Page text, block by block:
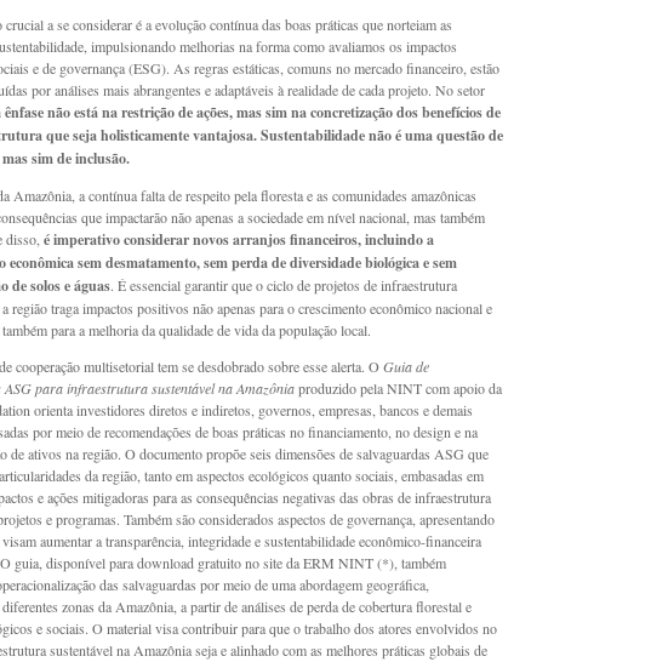
a se considerar é a evolução contínua das boas práticas que norteiam as
impulsionando melhorias na forma como avaliamos os impactos
e de governança (ESG). As regras estáticas, comuns no mercado financeiro, estão
por análises mais abrangentes e adaptáveis à realidade de cada projeto. No setor
ênfase não está na restrição de ações, mas sim na concretização dos benefícios de
que seja holisticamente vantajosa. Sustentabilidade não é uma questão de
sim de inclusão.
Amazônia, a contínua falta de respeito pela floresta e as comunidades amazônicas
que impactarão não apenas a sociedade em nível nacional, mas também
disso,é imperativo considerar novos arranjos financeiros, incluindo a
econômica sem desmatamento, sem perda de diversidade biológica e sem
de solos e águas. É essencial garantir que o ciclo de projetos de infraestrutura
região traga impactos positivos não apenas para o crescimento econômico nacional e
para a melhoria da qualidade de vida da população local.
cooperação multisetorial tem se desdobrado sobre esse alerta. OGuia de
para infraestrutura sustentável na Amazôniaproduzido pela NINT com apoio da
orienta investidores diretos e indiretos, governos, empresas, bancos e demais
por meio de recomendações de boas práticas no financiamento, no design e na
de ativos na região. O documento propõe seis dimensões de salvaguardas ASG que
da região, tanto em aspectos ecológicos quanto sociais, embasadas em
e ações mitigadoras para as consequências negativas das obras de infraestrutura
e programas. Também são considerados aspectos de governança, apresentando
aumentar a transparência, integridade e sustentabilidade econômico-financeira
guia, disponível para download gratuito no site da ERM NINT (*), também
das salvaguardas por meio de uma abordagem geográfica,
zonas da Amazônia, a partir de análises de perda de cobertura florestal e
e sociais. O material visa contribuir para que o trabalho dos atores envolvidos no
sustentável na Amazônia seja e alinhado com as melhores práticas globais de